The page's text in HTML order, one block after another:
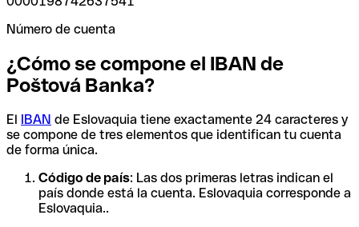
Número de cuenta
¿Cómo se compone el IBAN de
Poštová Banka?
El IBAN de Eslovaquia tiene exactamente 24 caracteres y
se compone de tres elementos que identifican tu cuenta
de forma única.
Código de país: Las dos primeras letras indican el
país donde está la cuenta. Eslovaquia corresponde a
Eslovaquia..